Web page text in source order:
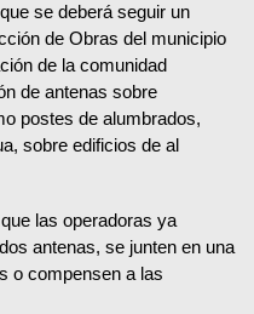
se deberá seguir un
de Obras del municipio
de la comunidad
de antenas sobre
postes de alumbrados,
sobre edificios de al
las operadoras ya
antenas, se junten en una
o compensen a las